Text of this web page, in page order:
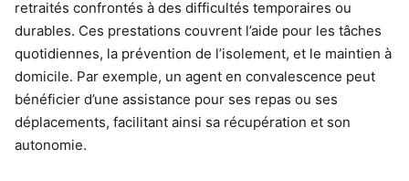
retraités confrontés à des difficultés temporaires ou
durables. Ces prestations couvrent l’aide pour les tâches
quotidiennes, la prévention de l’isolement, et le maintien à
domicile. Par exemple, un agent en convalescence peut
bénéficier d’une assistance pour ses repas ou ses
déplacements, facilitant ainsi sa récupération et son
autonomie.